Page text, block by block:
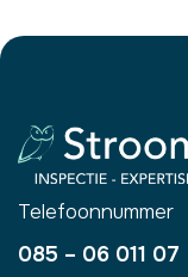
Telefoonnummer
085 – 06 011 07